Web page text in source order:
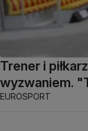
Trener i
wyzwaniem.
EUROSPORT